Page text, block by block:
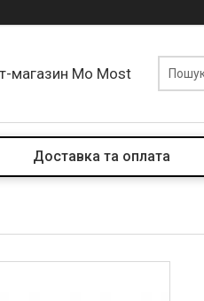
магазин Mo Most
Доставка та оплата